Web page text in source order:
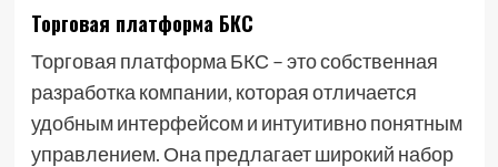
Торговая платформа БКС
Торговая платформа БКС – это собственная
разработка компании, которая отличается
удобным интерфейсом и интуитивно понятным
управлением. Она предлагает широкий набор